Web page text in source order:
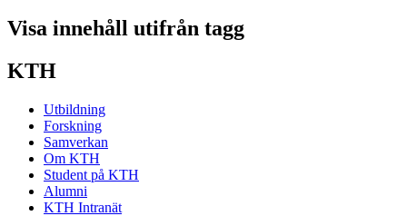
Visa innehåll utifrån tagg
KTH
Utbildning
Forskning
Samverkan
Om KTH
Student på KTH
Alumni
KTH Intranät